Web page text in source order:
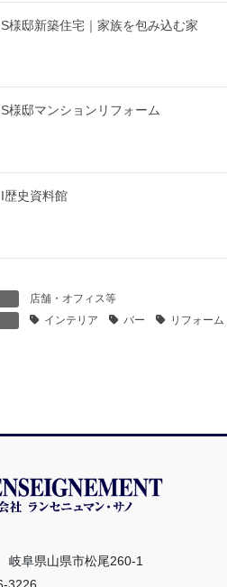
S様邸新築住宅｜家族を包み込む家
S様邸マンションリフォーム
I歴史資料館
店舗・オフィス等
インテリア バー リフォーム
阜県山県市松尾260-1